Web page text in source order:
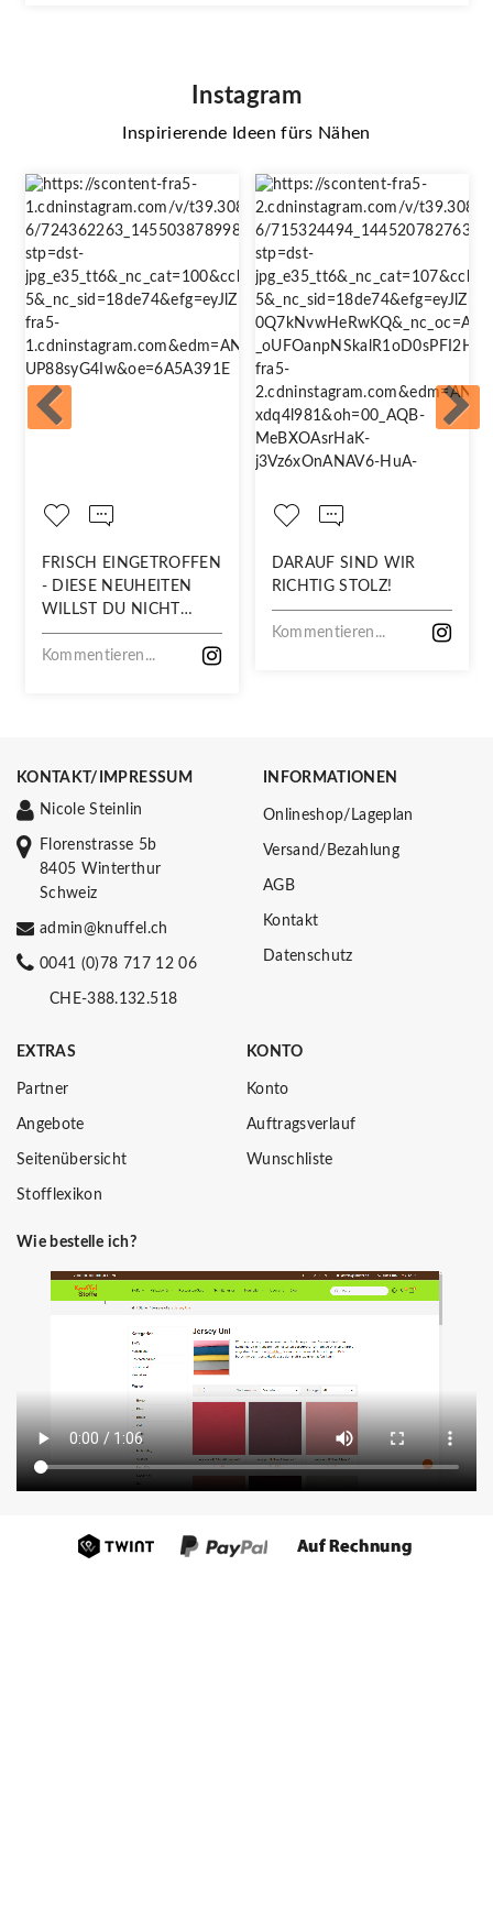
Instagram
Inspirierende Ideen fürs Nähen
FRISCH EINGETROFFEN
- DIESE NEUHEITEN
WILLST DU NICHT
VERPASSEN!
Kommentieren...
DARAUF SIND WIR
RICHTIG STOLZ!
Kommentieren...
KONTAKT/IMPRESSUM
Nicole Steinlin
Florenstrasse 5b
8405 Winterthur
Schweiz
admin@knuffel.ch
0041 (0)78 717 12 06
CHE-388.132.518
INFORMATIONEN
Onlineshop/Lageplan
Versand/Bezahlung
AGB
Kontakt
Datenschutz
EXTRAS
Partner
Angebote
Seitenübersicht
Stofflexikon
KONTO
Konto
Auftragsverlauf
Wunschliste
Wie bestelle ich?